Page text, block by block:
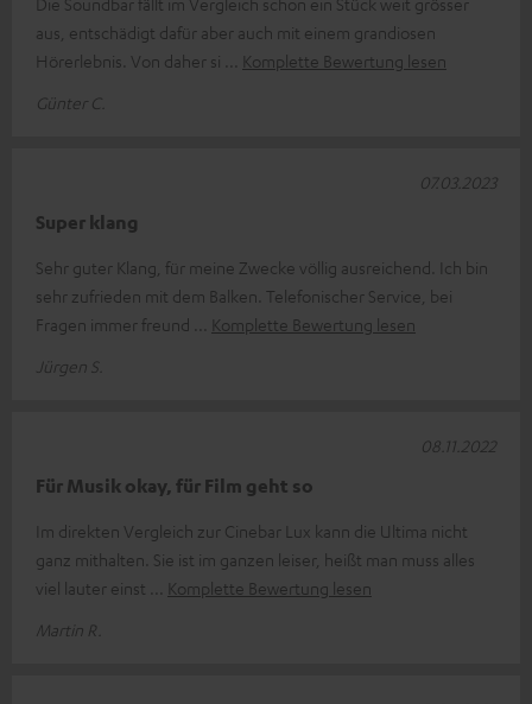
aus, entschädigt dafür aber auch mit einem grandiosen
Hörerlebnis. Von daher si
Komplette Bewertung lesen
Günter C.
Super klang
Sehr guter Klang, für meine Zwecke völlig ausreichend. Ich bin
sehr zufrieden mit dem Balken. Telefonischer Service, bei
Fragen immer freund
Komplette Bewertung lesen
Jürgen S.
07.03.2023
Für Musik okay, für Film geht so
Im direkten Vergleich zur Cinebar Lux kann die Ultima nicht
ganz mithalten. Sie ist im ganzen leiser, heißt man muss alles
viel lauter einst
Komplette Bewertung lesen
Martin R.
08.11.2022